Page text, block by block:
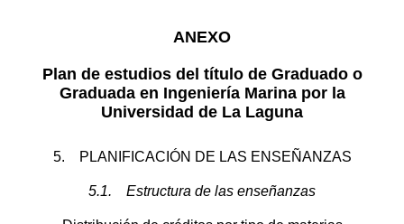
ANEXO
Plan de estudios del título de Graduado o
Graduada en Ingeniería Marina por la
Universidad de La Laguna
5. PLANIFICACIÓN DE LAS ENSEÑANZAS
5.1. Estructura de las enseñanzas